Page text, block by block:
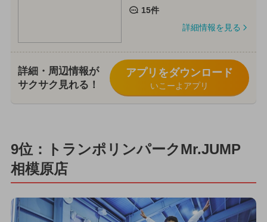
15件
詳細情報を見る
詳細・周辺情報が
サクサク見れる！
アプリをダウンロード
いこーよアプリ
9位：トランポリンパークMr.JUMP
相模原店